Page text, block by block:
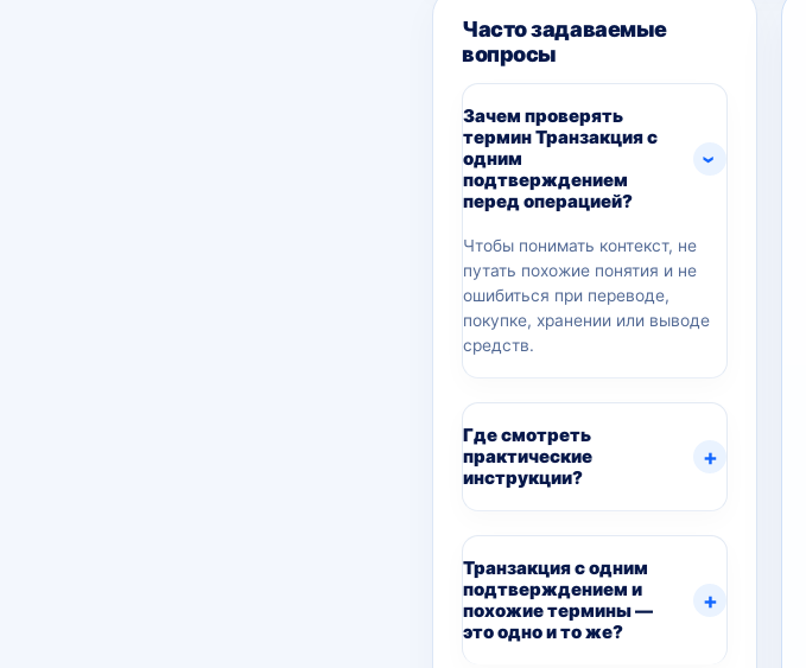
Часто задаваемые
вопросы
Зачем проверять
термин Транзакция с
одним
подтверждением
перед операцией?
Чтобы понимать контекст, не
путать похожие понятия и не
ошибиться при переводе,
покупке, хранении или выводе
средств.
Где смотреть
практические
инструкции?
Транзакция с одним
подтверждением и
похожие термины —
это одно и то же?